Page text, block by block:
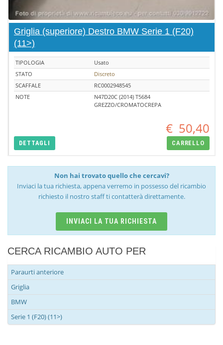
Griglia (superiore) Destro BMW Serie 1 (F20)
(11>)
TIPOLOGIA
Usato
STATO
Discreto
SCAFFALE
RC0002948545
NOTE
N47D20C (2014) T5684
GREZZO/CROMATOCREPA
€ 50,40
DETTAGLI CARRELLO
Non hai trovato quello che cercavi?
Inviaci la tua richiesta, appena verremo in possesso del ricambio
richiesto il nostro staff ti contatterà direttamente.
INVIACI LA TUA RICHIESTA
CERCA RICAMBIO AUTO PER
Paraurti anteriore
Griglia
BMW
Serie 1 (F20) (11>)